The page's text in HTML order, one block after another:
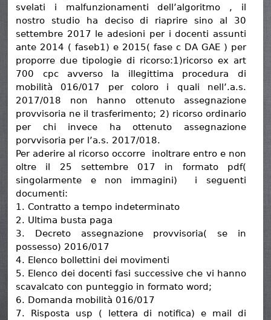
svelati i malfunzionamenti dell’algoritmo , il
nostro studio ha deciso di riaprire sino al 30
settembre 2017 le adesioni per i docenti assunti
ante 2014 ( faseb1) e 2015( fase c DA GAE ) per
proporre due tipologie di ricorso:1)ricorso ex art
700 cpc avverso la illegittima procedura di
mobilità 016/017 per coloro i quali nell’.a.s.
2017/018 non hanno ottenuto assegnazione
provvisoria ne il trasferimento; 2) ricorso ordinario
per chi invece ha ottenuto assegnazione
porvvisoria per l’a.s. 2017/018.
Per aderire al ricorso occorre inoltrare entro e non
oltre il 25 settembre 017 in formato pdf(
singolarmente e non immagini) i seguenti
documenti:
1. Contratto a tempo indeterminato
2. Ultima busta paga
3. Decreto assegnazione provvisoria( se in
possesso) 2016/017
4. Elenco bollettini dei movimenti
5. Elenco dei docenti fasi successive che vi hanno
scavalcato con punteggio in formato word;
6. Domanda mobilità 016/017
7. Risposta usp ( lettera di notifica) e mail di